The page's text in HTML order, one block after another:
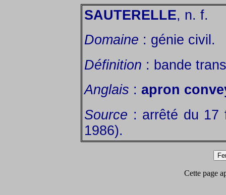
SAUTERELLE, n. f.
Domaine : génie civil.
Définition : bande
Anglais : apron
Source : arrêté du 17
1986).
Cette page